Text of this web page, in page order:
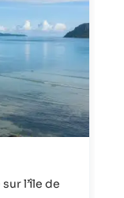
l’île de